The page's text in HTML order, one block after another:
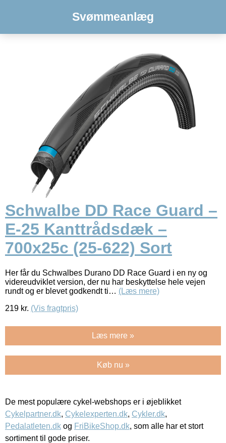
Svømmeanlæg
Schwalbe DD Race Guard –
E-25 Kanttrådsdæk –
700x25c (25-622) Sort
Her får du Schwalbes Durano DD Race Guard i en ny og
videreudviklet version, der nu har beskyttelse hele vejen
rundt og er blevet godkendt ti… (Læs mere)
219 kr. (Vis fragtpris)
Læs mere »
Køb nu »
De mest populære cykel-webshops er i øjeblikket
Cykelpartner.dk, Cykelexperten.dk, Cykler.dk,
Pedalatleten.dk og FriBikeShop.dk, som alle har et stort
sortiment til gode priser.